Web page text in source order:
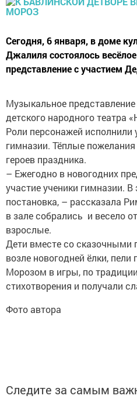
Сегодня, 6 января, в доме
Джалиля состоялось
представление с участием
Музыкальное
детского народного театра
Роли персонажей исполнили
гимназии. Тёплые
героев праздника.
– Ежегодно в новогодних
участие ученики гимназии.
постановка, – рассказала
в зале собрались и весело
взрослые.
Дети вместе со сказочными
возле новогодней ёлки,
Морозом в игры, по
стихотворения и получали
Фото автора
Следите за самым